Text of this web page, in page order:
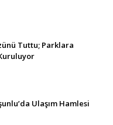
Tuttu; Parklara
Ulaşım Hamlesi